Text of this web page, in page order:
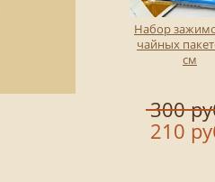
Набор
чайных
см
300
210